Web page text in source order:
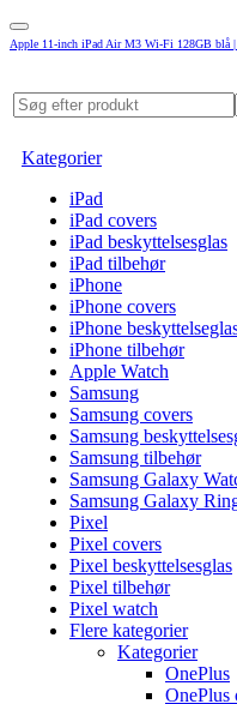
Apple 11-inch iPad Air M3 Wi-Fi 128GB blå
Kategorier
iPad
iPad covers
iPad beskyttelsesglas
iPad tilbehør
iPhone
iPhone covers
iPhone
iPhone tilbehør
Apple Watch
Samsung
Samsung covers
Samsung
Samsung tilbehør
Samsung Galaxy
Samsung Galaxy
Pixel
Pixel covers
Pixel beskyttelsesglas
Pixel tilbehør
Pixel watch
Flere kategorier
Kategorier
OnePlus
OnePlus